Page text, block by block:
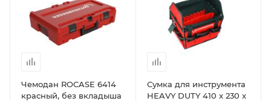
Чемодан ROCASE 6414
красный, без вкладыша
Сумка для инструмента
HEAVY DUTY 410 x 230 x